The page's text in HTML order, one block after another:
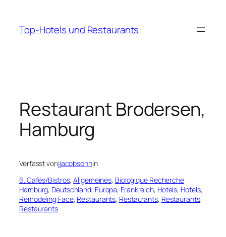
springen
Top-Hotels und Restaurants
Restaurant Brodersen,
Hamburg
Verfasst vonjjacobsohnin
6. Cafés/Bistros, Allgemeines, Biologique Recherche
Hamburg, Deutschland, Europa, Frankreich, Hotels, Hotels
Remodeling Face, Restaurants, Restaurants, Restaurants
Restaurants